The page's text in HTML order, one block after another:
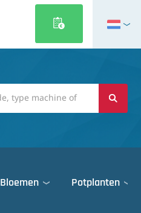
English
Deutsch
Polski
Română
Bloemen Potplanten